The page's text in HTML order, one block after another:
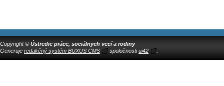
Copyright © Ústredie práce, sociálnych vecí a rodiny
Generuje redakčný systém BUXUS CMS spoločnostiui42